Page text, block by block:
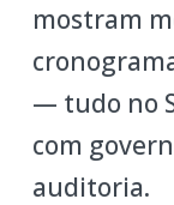
mostram
— tudo no
com
auditoria.